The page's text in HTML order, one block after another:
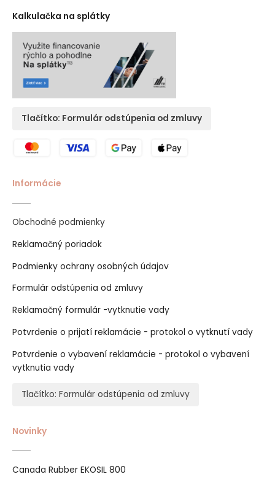
Kalkulačka na splátky
Tlačítko: Formulár odstúpenia od zmluvy
Informácie
Obchodné podmienky
Reklamačný poriadok
Podmienky ochrany osobných údajov
Formulár odstúpenia od zmluvy
Reklamačný formulár -vytknutie vady
Potvrdenie o prijatí reklamácie - protokol o vytknutí vady
Potvrdenie o vybavení reklamácie - protokol o vybavení
vytknutia vady
Tlačítko: Formulár odstúpenia od zmluvy
Novinky
Canada Rubber EKOSIL 800